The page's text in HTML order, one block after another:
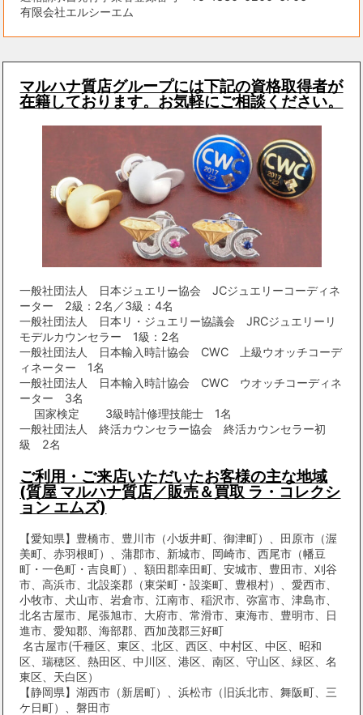
有限会社エルシーエム
マルハナ質店グループには下記の資格取得者が
在籍しております。お気軽にご相談ください。
一般社団法人 日本ジュエリー協会 JCジュエリーコーディネ
ーター 2級：2名／3級：4名
一般社団法人 日本リ・ジュエリー協議会 JRCジュエリーリ
モデルカウンセラー 1級：2名
一般社団法人 日本輸入時計協会 CWC 上級ウオッチコーデ
ィネーター 1名
一般社団法人 日本輸入時計協会 CWC ウオッチコーディネ
ーター 3名
国家検定 3級時計修理技能士 1名
一般社団法人 終活カウンセラー協会 終活カウンセラー初
級 2名
ご利用・ご来店いただいたお客様の主な地域
(質屋 マルハナ質店／販売＆買取 ラ・コレクシ
ョン エムズ)
【愛知県】豊橋市、豊川市（小坂井町、御津町）、田原市（渥
美町、赤羽根町）、蒲郡市、新城市、岡崎市、西尾市（幡豆
町・一色町・吉良町）、額田郡幸田町、安城市、豊田市、刈谷
市、高浜市、北設楽郡（東栄町・設楽町、豊根村）、愛西市、
小牧市、犬山市、岩倉市、江南市、稲沢市、弥富市、津島市、
北名古屋市、尾張旭市、大府市、常滑市、東海市、豊明市、日
進市、愛知郡、海部郡、西加茂郡三好町
名古屋市(千種区、東区、北区、西区、中村区、中区、昭和
区、瑞穂区、熱田区、中川区、港区、南区、守山区、緑区、名
東区、天白区）
【静岡県】湖西市（新居町）、浜松市（旧浜北市、舞阪町、三
ケ日町）、磐田市